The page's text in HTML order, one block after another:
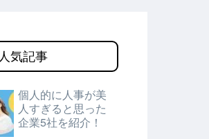
人気記事
個人的に人事が美
人すぎると思った
企業5社を紹介！